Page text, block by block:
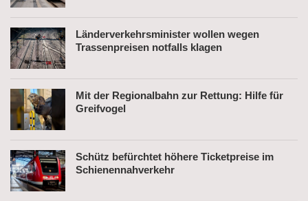
Länderverkehrsminister wollen wegen
Trassenpreisen notfalls klagen
Mit der Regionalbahn zur Rettung: Hilfe für
Greifvogel
Schütz befürchtet höhere Ticketpreise im
Schienennahverkehr